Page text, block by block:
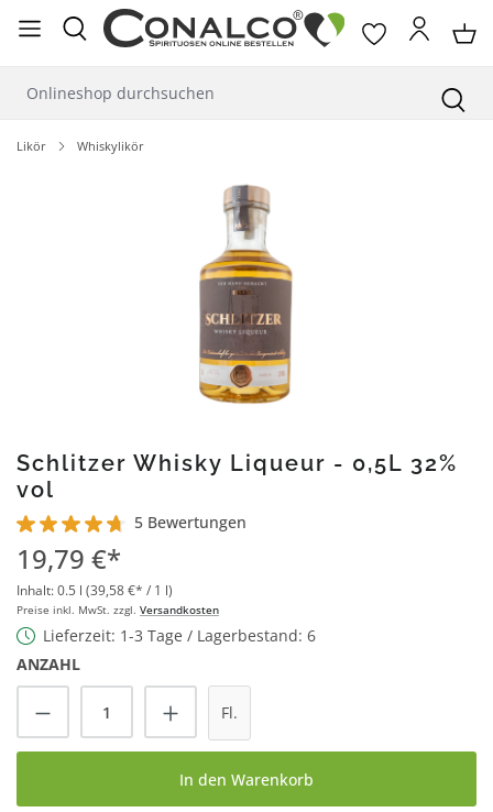
springen
Likör Whiskylikör
Schlitzer Whisky Liqueur - 0,5L 32%
vol
Durchschnittliche Bewertung von 4.8 von 5 Sternen
5 Bewertungen
19,79 €*
Inhalt:0.5 l (39,58 €* / 1 l)
Preise inkl. MwSt. zzgl. Versandkosten
Lieferzeit: 1-3 Tage / Lagerbestand: 6
ANZAHL
Produkt Anzahl: Gib den gewünschten
Fl.
In den Warenkorb